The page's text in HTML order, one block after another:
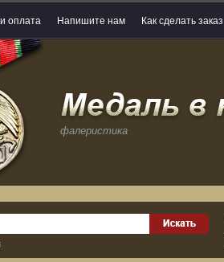
оплата Напишите нам Как сделать заказ
фалеристика